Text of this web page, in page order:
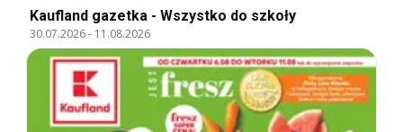
Kaufland gazetka - Wszystko do szkoły
30.07.2026- 11.08.2026